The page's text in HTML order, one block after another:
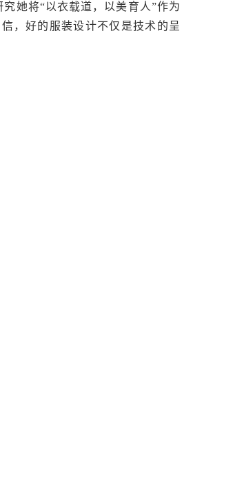
她将“以衣载道，以美育人”作为
，好的服装设计不仅是技术的呈